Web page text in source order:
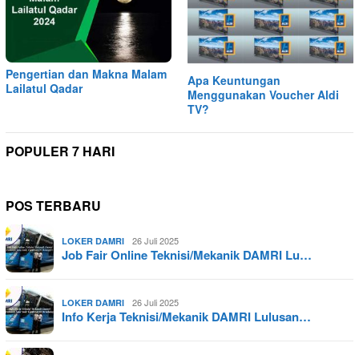
Pengertian dan Makna Malam
Lailatul Qadar
Apa Keuntungan
Menggunakan Voucher Aldi
TV?
POPULER 7 HARI
POS TERBARU
LOKER DAMRI 26 Juli 2025
Job Fair Online Teknisi/Mekanik DAMRI Lu…
LOKER DAMRI 26 Juli 2025
Info Kerja Teknisi/Mekanik DAMRI Lulusan…